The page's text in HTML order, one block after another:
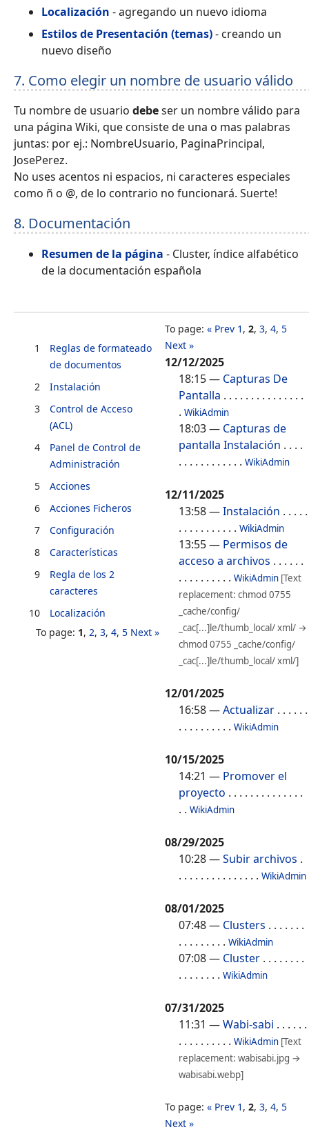
Localización - agregando un nuevo idioma
Estilos de Presentación (temas)- creando un
nuevo diseño
7. Como elegir un nombre de usuario válido
Tu nombre de usuario debeser un nombre válido para
una página Wiki, que consiste de una o mas palabras
juntas: por ej.: NombreUsuario, PaginaPrincipal,
JosePerez.
No uses acentos ni espacios, ni caracteres especiales
como ñ o @, de lo contrario no funcionará. Suerte!
8. Documentación
Resumen de la página - Cluster, índice alfabético
de la documentación española
1
Reglas de formateado
de documentos
2
Instalación
3
Control de Acceso
(ACL)
4
Panel de Control de
Administración
5
Acciones
6
Acciones Ficheros
7
Configuración
8
Características
9
Regla de los 2
caracteres
10
Localización
To page: 1, 2, 3, 4, 5 Next »
To page: « Prev 1 , 2, 3, 4, 5
Next »
12/12/2025
18:15— Capturas De
Pantalla . . . . . . . . . . . . . . .
. WikiAdmin
18:03— Capturas de
pantalla Instalación . . . .
. . . . . . . . . . . . WikiAdmin
12/11/2025
13:58—Instalación . . . . .
. . . . . . . . . . . WikiAdmin
13:55— Permisos de
acceso a archivos . . . . . .
. . . . . . . . . . WikiAdmin [Text
replacement: chmod 0755
_cache/config/
_cac[...]le/thumb_local/ xml/ →
chmod 0755 _cache/config/
_cac[...]le/thumb_local/ xml/]
12/01/2025
16:58—Actualizar . . . . . .
. . . . . . . . . . WikiAdmin
10/15/2025
14:21 — Promover el
proyecto . . . . . . . . . . . . . .
. . WikiAdmin
08/29/2025
10:28—Subir archivos .
. . . . . . . . . . . . . . . WikiAdmin
08/01/2025
07:48— Clusters . . . . . . .
. . . . . . . . . WikiAdmin
07:08— Cluster . . . . . . . .
. . . . . . . . WikiAdmin
07/31/2025
11:31 —Wabi-sabi . . . . . .
. . . . . . . . . . WikiAdmin [Text
replacement: wabisabi.jpg →
wabisabi.webp]
To page: « Prev 1 , 2, 3, 4, 5
Next »